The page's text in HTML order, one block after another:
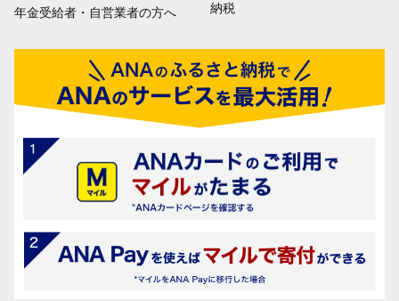
年金受給者・自営業者の方へ
納税